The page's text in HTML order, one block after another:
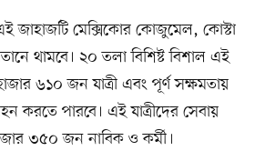
জাহাজটি মেক্সিকোর কোজুমেল, কোস্টা
থামবে। ২০ তলা বিশিষ্ট বিশাল এই
৬১০ জন যাত্রী এবং পূর্ণ সক্ষমতায়
করতে পারবে। এই যাত্রীদের সেবায়
৩৫০ জন নাবিক ও কর্মী।